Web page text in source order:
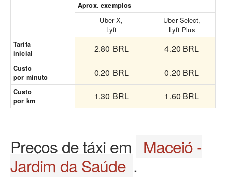
Aprox. exemplos
Uber X,
Lyft
Uber Select,
Lyft Plus
Tarifa
inicial
2.80 BRL 4.20 BRL
Custo
por minuto
0.20 BRL 0.20 BRL
Custo
por km
1.30 BRL 1.60 BRL
Preços de táxi em Maceió -
Jardim da Saúde .